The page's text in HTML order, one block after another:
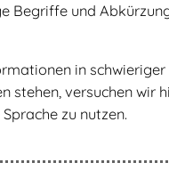
Begriffe und
in schwieriger
stehen, versuchen wir
zu nutzen.